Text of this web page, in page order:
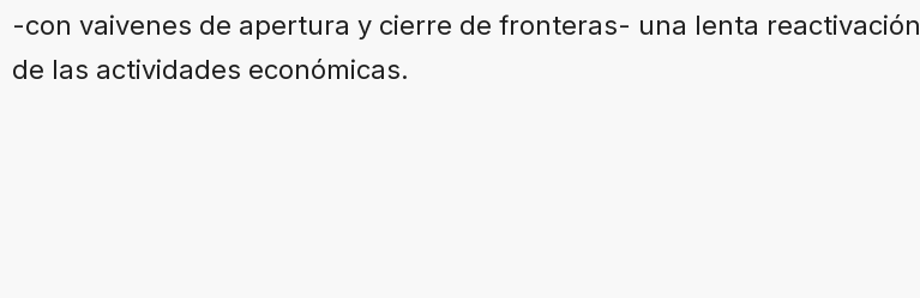
-con vaivenes de apertura y cierre de fronteras- una lenta reactivación
de las actividades económicas.